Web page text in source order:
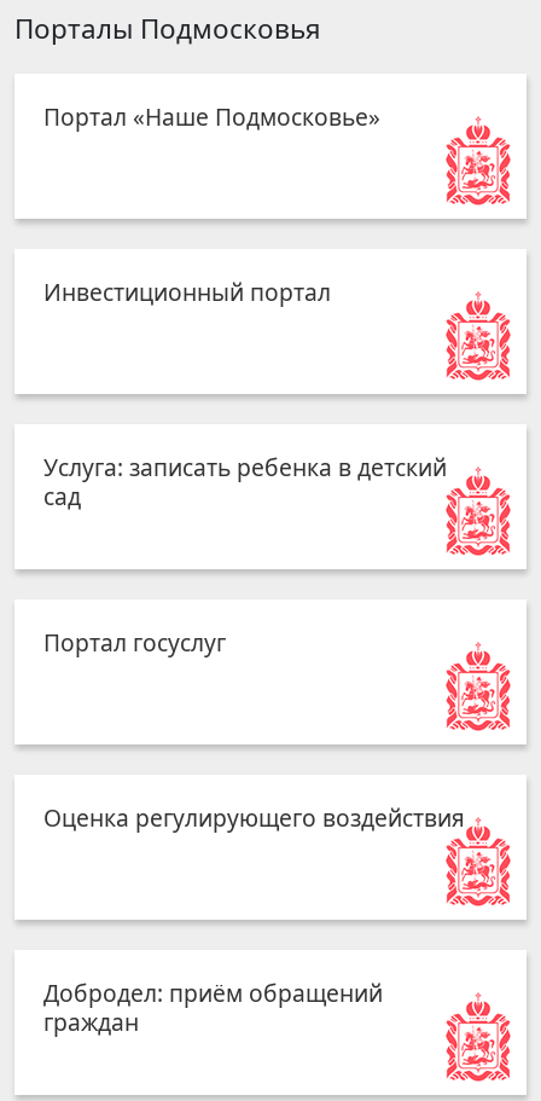
Порталы Подмосковья
Портал «Наше Подмосковье»
Инвестиционный портал
Услуга: записать ребенка в детский
сад
Портал госуслуг
Оценка регулирующего воздействия
Добродел: приём обращений
граждан